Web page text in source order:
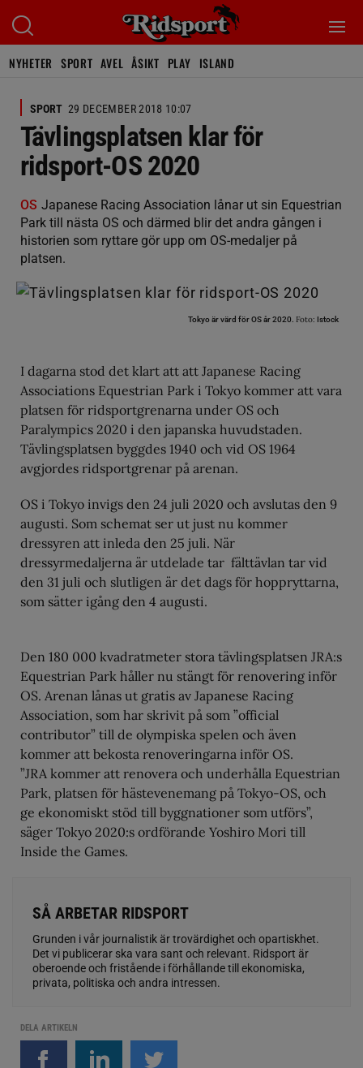
NYHETER SPORT AVEL ÅSIKT PLAY ISLAND
SPORT 29 DECEMBER 2018 10:07
Tävlingsplatsen klar för
ridsport-OS 2020
OS Japanese Racing Association lånar ut sin Equestrian
Park till nästa OS och därmed blir det andra gången i
historien som ryttare gör upp om OS-medaljer på
platsen.
Tokyo är värd för OS år 2020. Foto: Istock
I dagarna stod det klart att att Japanese Racing
Associations Equestrian Park i Tokyo kommer att vara
platsen för ridsportgrenarna under OS och
Paralympics 2020 i den japanska huvudstaden.
Tävlingsplatsen byggdes 1940 och vid OS 1964
avgjordes ridsportgrenar på arenan.
OS i Tokyo invigs den 24 juli 2020 och avslutas den 9
augusti. Som schemat ser ut just nu kommer
dressyren att inleda den 25 juli. När
dressyrmedaljerna är utdelade tar fälttävlan tar vid
den 31 juli och slutligen är det dags för hoppryttarna,
som sätter igång den 4 augusti.
Den 180 000 kvadratmeter stora tävlingsplatsen JRA:s
Equestrian Park håller nu stängt för renovering inför
OS. Arenan lånas ut gratis av Japanese Racing
Association, som har skrivit på som ”official
contributor” till de olympiska spelen och även
kommer att bekosta renoveringarna inför OS.
”JRA kommer att renovera och underhålla Equestrian
Park, platsen för hästevenemang på Tokyo-OS, och
ge ekonomiskt stöd till byggnationer som utförs”,
säger Tokyo 2020:s ordförande Yoshiro Mori till
Inside the Games.
SÅ ARBETAR RIDSPORT
Grunden i vår journalistik är trovärdighet och opartiskhet.
Det vi publicerar ska vara sant och relevant. Ridsport är
oberoende och fristående i förhållande till ekonomiska,
privata, politiska och andra intressen.
DELA ARTIKELN